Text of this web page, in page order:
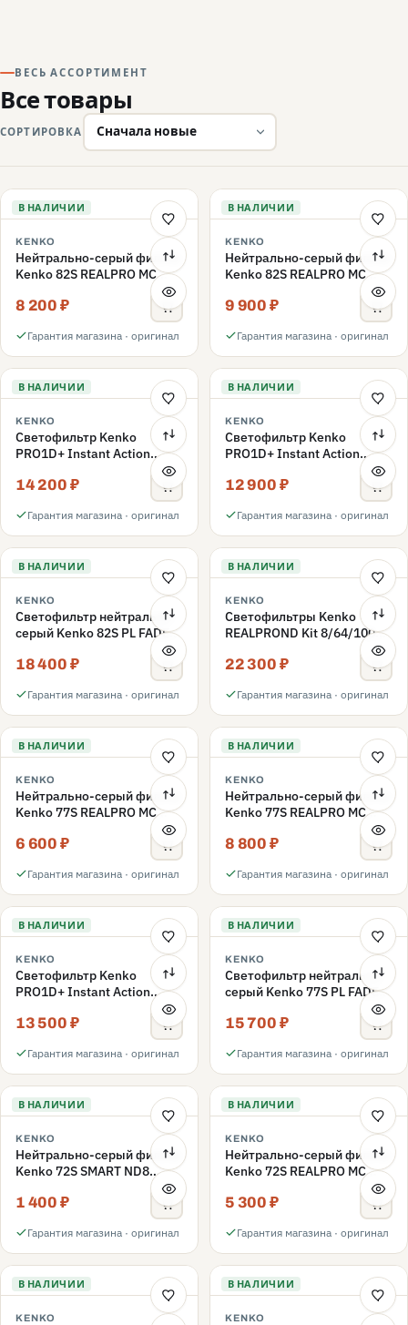
ВЕСЬ АССОРТИМЕНТ
Все товары
СОРТИРОВКА
В НАЛИЧИИ
KENKO
Нейтрально-серый фильтр
Kenko 82S REALPRO MC
8 200 ₽
Гарантия магазина · оригинал
В НАЛИЧИИ
KENKO
Нейтрально-серый фильтр
Kenko 82S REALPRO MC
9 900 ₽
Гарантия магазина · оригинал
В НАЛИЧИИ
KENKO
Светофильтр Kenko
PRO1D+ Instant Action
Variable NDX3-450+C-PLS
переменной плотности
14 200 ₽
Гарантия магазина · оригинал
В НАЛИЧИИ
KENKO
Светофильтр Kenko
PRO1D+ Instant Action
Variable NDX3-450+C-PL
переменной плотности
12 900 ₽
Гарантия магазина · оригинал
В НАЛИЧИИ
KENKO
Светофильтр нейтрально-
серый Kenko 82S PL FADER
с переменной плотностью
ND3-ND400 82mm
18 400 ₽
Гарантия магазина · оригинал
В НАЛИЧИИ
KENKO
Светофильтры Kenko
REALPROND Kit 8/64/1000
22 300 ₽
Гарантия магазина · оригинал
В НАЛИЧИИ
KENKO
Нейтрально-серый фильтр
Kenko 77S REALPRO MC
6 600 ₽
Гарантия магазина · оригинал
В НАЛИЧИИ
KENKO
Нейтрально-серый фильтр
Kenko 77S REALPRO MC
8 800 ₽
Гарантия магазина · оригинал
В НАЛИЧИИ
KENKO
Светофильтр Kenko
PRO1D+ Instant Action
Variable NDX3-450+C-PL
переменной плотности
13 500 ₽
Гарантия магазина · оригинал
В НАЛИЧИИ
KENKO
Светофильтр нейтрально-
серый Kenko 77S PL FADER
с переменной плотностью
ND3-ND400 77mm
15 700 ₽
Гарантия магазина · оригинал
В НАЛИЧИИ
KENKO
Нейтрально-серый фильтр
Kenko 72S SMART ND8
1 400 ₽
Гарантия магазина · оригинал
В НАЛИЧИИ
KENKO
Нейтрально-серый фильтр
Kenko 72S REALPRO MC
5 300 ₽
Гарантия магазина · оригинал
В НАЛИЧИИ
KENKO
В НАЛИЧИИ
KENKO